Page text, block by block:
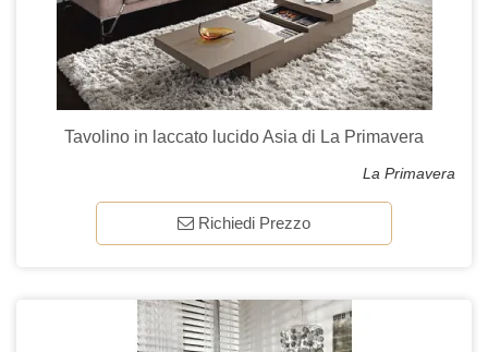
Tavolino in laccato lucido Asia di La Primavera
La Primavera
Richiedi Prezzo